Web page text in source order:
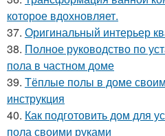
которое вдохновляет.
37. Оригинальный интерьер
38. Полное руководство по
пола в частном доме
39. Тёплые полы в доме
инструкция
40. Как подготовить дом для
пола своими руками